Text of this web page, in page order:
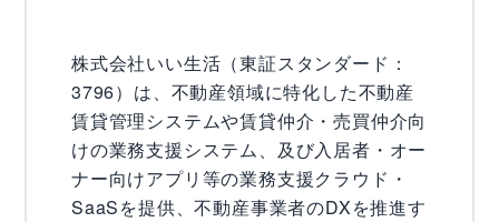
株式会社いい生活（東証スタンダード：
3796）は、不動産領域に特化した不動産
賃貸管理システムや賃貸仲介・売買仲介向
けの業務支援システム、及び入居者・オー
ナー向けアプリ等の業務支援クラウド・
SaaSを提供、不動産事業者のDXを推進す